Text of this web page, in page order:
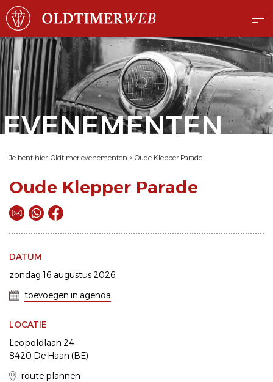
EVENEMENTEN
Je bent hier: Oldtimer evenementen > Oude Klepper Parade
Oude Klepper Parade
DATUM
zondag 16 augustus 2026
toevoegen in agenda
LOCATIE
Leopoldlaan 24
8420 De Haan (BE)
route plannen